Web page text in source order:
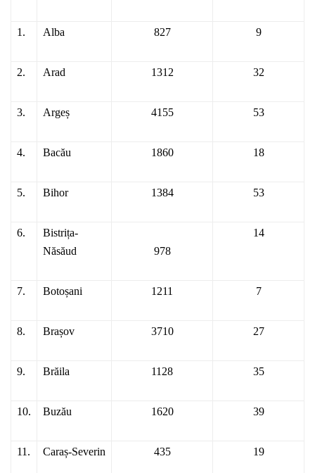
1. Alba 827 9
2. Arad 1312 32
3. Argeș 4155 53
4. Bacău 1860 18
5. Bihor 1384 53
6.
Bistrița-
Năsăud
978
14
7. Botoșani 1211 7
8. Brașov 3710 27
9. Brăila 1128 35
10. Buzău 1620 39
11. Caraș-Severin 435 19